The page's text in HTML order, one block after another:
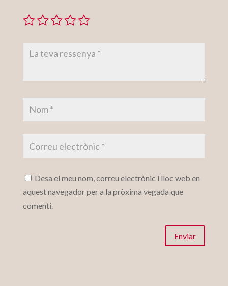
Desa el meu nom, correu electrònic i lloc web en
aquest navegador per a la pròxima vegada que
comenti.
Enviar